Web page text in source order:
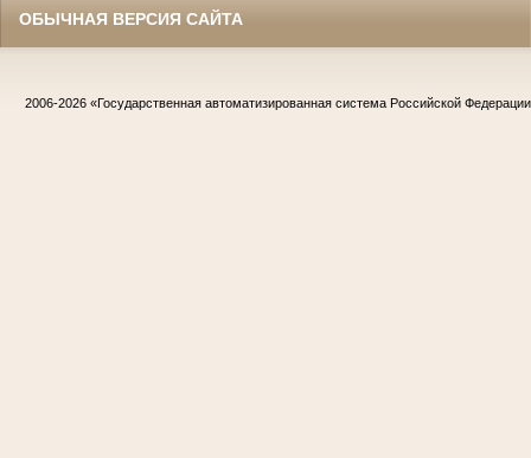
ОБЫЧНАЯ ВЕРСИЯ САЙТА
2006-2026 «Государственная автоматизированная система Российской